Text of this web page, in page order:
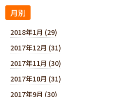
月別
2018年1月 (29)
2017年12月 (31)
2017年11月 (30)
2017年10月 (31)
2017年9月 (30)